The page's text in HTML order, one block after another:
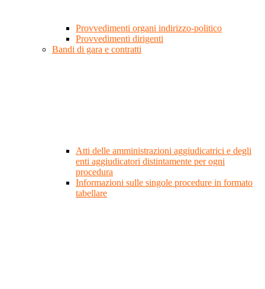
Provvedimenti organi indirizzo-politico
Provvedimenti dirigenti
Bandi di gara e contratti
Atti delle amministrazioni aggiudicatrici e degli
enti aggiudicatori distintamente per ogni
procedura
Informazioni sulle singole procedure in formato
tabellare